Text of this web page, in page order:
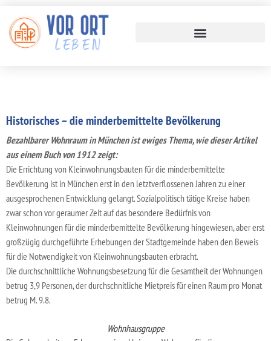
Historisches – die minderbemittelte Bevölkerung
Bezahlbarer Wohnraum in München ist ewiges Thema, wie dieser Artikel
aus einem Buch von 1912 zeigt:
Die Errichtung von Kleinwohnungsbauten für die minderbemittelte
Bevölkerung ist in München erst in den letztverflossenen Jahren zu einer
ausgesprochenen Entwicklung gelangt. Sozialpolitisch tätige Kreise haben
zwar schon vor geraumer Zeit auf das besondere Bedürfnis von
Kleinwohnungen für die minderbemittelte Bevölkerung hingewiesen, aber erst
großzügig durchgeführte Erhebungen der Stadtgemeinde haben den Beweis
für die Notwendigkeit von Kleinwohnungsbauten erbracht.
Die durchschnittliche Wohnungsbesetzung für die Gesamtheit der Wohnungen
betrug 3,9 Personen, der durchschnitliche Mietpreis für einen Raum pro Monat
betrug M. 9.8.
Wohnhausgruppe